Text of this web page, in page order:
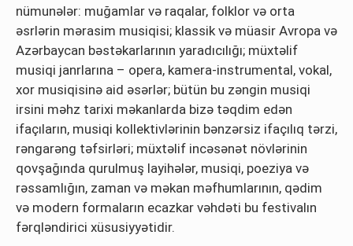
nümunələr: muğamlar və raqalar, folklor və orta
əsrlərin mərasim musiqisi; klassik və müasir Avropa və
Azərbaycan bəstəkarlarının yaradıcılığı; müxtəlif
musiqi janrlarına – opera, kamera-instrumental, vokal,
xor musiqisinə aid əsərlər; bütün bu zəngin musiqi
irsini məhz tarixi məkanlarda bizə təqdim edən
ifaçıların, musiqi kollektivlərinin bənzərsiz ifaçılıq tərzi,
rəngarəng təfsirləri; müxtəlif incəsənət növlərinin
qovşağında qurulmuş layihələr, musiqi, poeziya və
rəssamlığın, zaman və məkan məfhumlarının, qədim
və modern formaların ecazkar vəhdəti bu festivalın
fərqləndirici xüsusiyyətidir.